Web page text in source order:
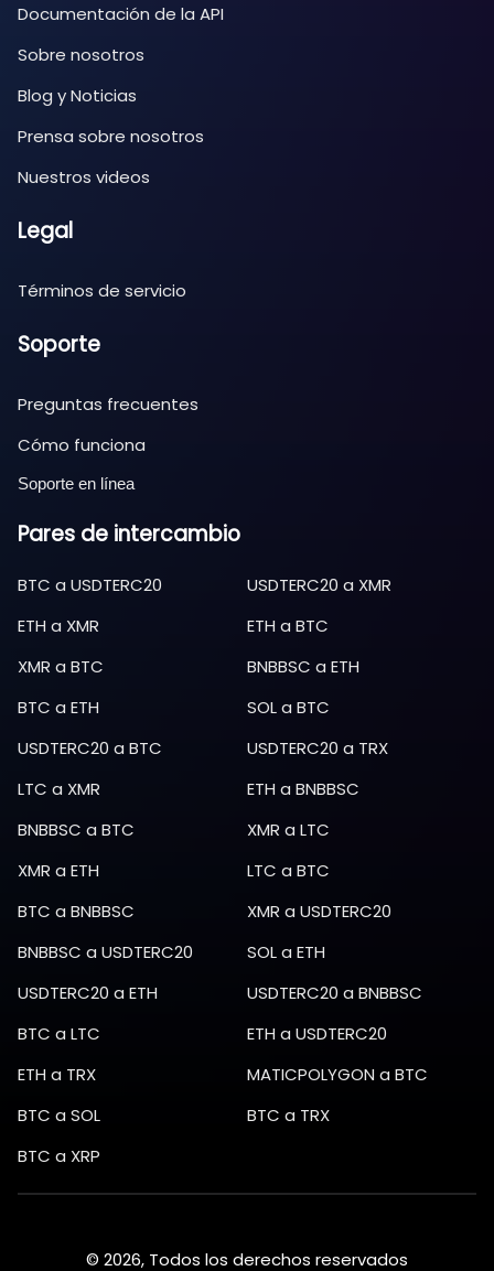
Documentación de la API
Sobre nosotros
Blog y Noticias
Prensa sobre nosotros
Nuestros videos
Legal
Términos de servicio
Soporte
Preguntas frecuentes
Cómo funciona
Soporte en línea
Pares de intercambio
BTC a USDTERC20 USDTERC20 a XMR
ETH a XMR ETH a BTC
XMR a BTC BNBBSC a ETH
BTC a ETH SOLa BTC
USDTERC20 a BTC USDTERC20 a TRX
LTC a XMR ETH a BNBBSC
BNBBSC a BTC XMR a LTC
XMR a ETH LTC a BTC
BTC a BNBBSC XMR a USDTERC20
BNBBSC a USDTERC20 SOLa ETH
USDTERC20 a ETH USDTERC20 a BNBBSC
BTC a LTC ETH a USDTERC20
ETH a TRX MATICPOLYGON a BTC
BTC a SOL BTC a TRX
BTC a XRP
© 2026, Todos los derechos reservados